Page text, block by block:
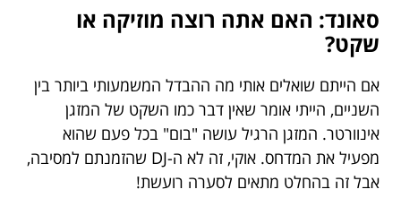
סאונד: האם אתה רוצה מוזיקה או
שקט?
אם הייתם שואלים אותי מה ההבדל המשמעותי ביותר בין
השניים, הייתי אומר שאין דבר כמו השקט של המזגן
אינוורטר. המזגן הרגיל עושה "בום" בכל פעם שהוא
מפעיל את המדחס. אוקי, זה לא ה-DJ שהזמנתם למסיבה,
אבל זה בהחלט מתאים לסערה רועשת!